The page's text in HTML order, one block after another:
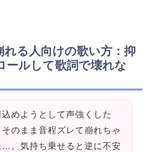
れる人向けの歌い方：抑
ールして歌詞で壊れな
込めようとして声強くした
そのまま音程ズレて崩れちゃ
…。気持ち乗せると逆に不安